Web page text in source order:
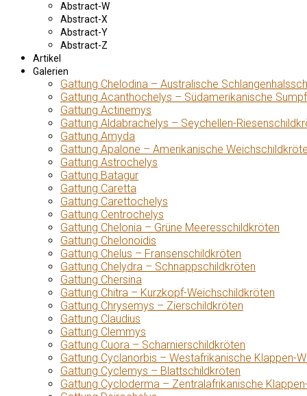
Abstract-W
Abstract-X
Abstract-Y
Abstract-Z
Artikel
Galerien
Gattung Chelodina – Australische
Gattung Acanthochelys – Südamerikanische
Gattung Actinemys
Gattung Aldabrachelys – Seychellen-
Gattung Amyda
Gattung Apalone – Amerikanische
Gattung Astrochelys
Gattung Batagur
Gattung Caretta
Gattung Carettochelys
Gattung Centrochelys
Gattung Chelonia – Grüne Meeresschildkröten
Gattung Chelonoidis
Gattung Chelus – Fransenschildkröten
Gattung Chelydra – Schnappschildkröten
Gattung Chersina
Gattung Chitra – Kurzkopf-Weichschildkröten
Gattung Chrysemys – Zierschildkröten
Gattung Claudius
Gattung Clemmys
Gattung Cuora – Scharnierschildkröten
Gattung Cyclanorbis – Westafrikanische Klappen-
Gattung Cyclemys – Blattschildkröten
Gattung Cycloderma – Zentralafrikanische